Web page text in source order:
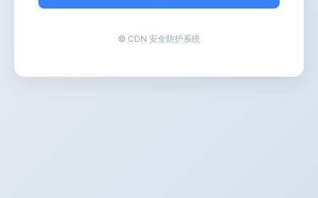
© CDN 安全防护系统